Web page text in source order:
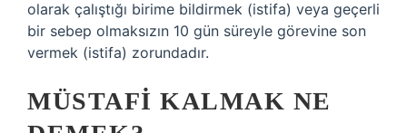
olarak çalıştığı birime bildirmek (istifa) veya geçerli
bir sebep olmaksızın 10 gün süreyle görevine son
vermek (istifa) zorundadır.
MÜSTAFI KALMAK NE